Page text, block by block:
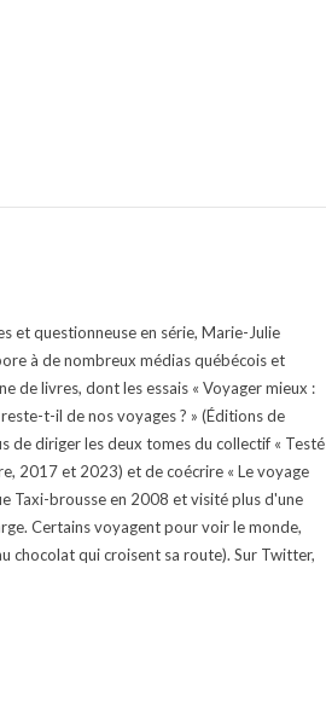
et questionneuse en série, Marie-Julie
à de nombreux médias québécois et
de livres, dont les essais « Voyager mieux :
t-il de nos voyages ? » (Éditions de
de diriger les deux tomes du collectif « Testé
2017 et 2023) et de coécrire « Le voyage
Taxi-brousse en 2008 et visité plus d'une
Certains voyagent pour voir le monde,
chocolat qui croisent sa route). Sur Twitter,